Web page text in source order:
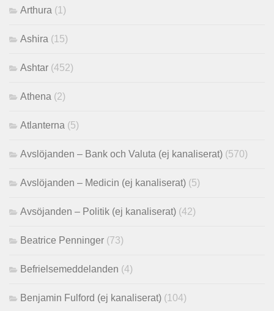
Arthura (1)
Ashira (15)
Ashtar (452)
Athena (2)
Atlanterna (5)
Avslöjanden – Bank och Valuta (ej kanaliserat) (570)
Avslöjanden – Medicin (ej kanaliserat) (5)
Avsöjanden – Politik (ej kanaliserat) (42)
Beatrice Penninger (73)
Befrielsemeddelanden (4)
Benjamin Fulford (ej kanaliserat) (104)